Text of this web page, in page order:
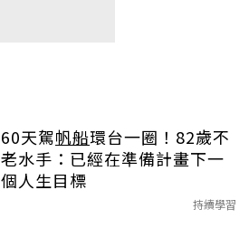
60天駕帆船環台一圈！82歲不
老水手：已經在準備計畫下一
個人生目標
持續學習